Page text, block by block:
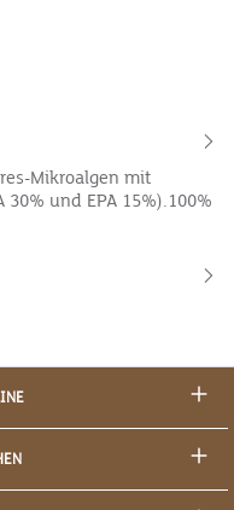
Mikroalgen mit
und EPA 15%).100%